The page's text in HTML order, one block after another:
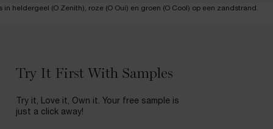
Try It First With Samples
Try it, Love it, Own it. Your free sample is
just a click away!